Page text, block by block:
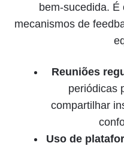
bem-sucedida. É
mecanismos de
Reuniões
periódicas
compartilhar
Uso de